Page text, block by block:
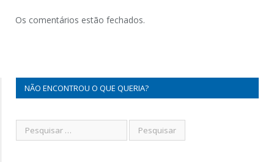
Os comentários estão fechados.
NÃO ENCONTROU O QUE QUERIA?